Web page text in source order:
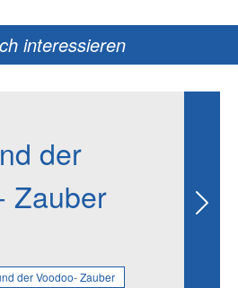
interessieren
der
Zauber
der Voodoo- Zauber
Next